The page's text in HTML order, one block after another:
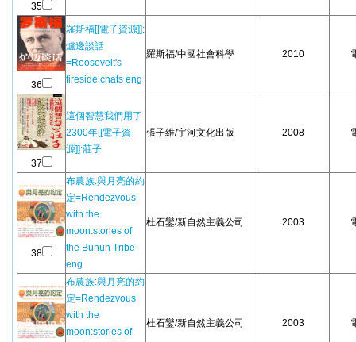
35
36
羅斯福[[電子資源]]:
爐邊談話
=Roosevelt's
fireside chats eng
羅斯福/中國社會科學 2010
37
這個智慧我們用了
2300年[[電子資
源]]:莊子
張子維/宇河文化出版 2008
38
布農族:與月亮的約
定=Rendezvous
with the
moon:stories of
the Bunun Tribe
eng
杜石鑾/新自然主義公司 2003
布農族:與月亮的約
定=Rendezvous
with the
moon:stories of
杜石鑾/新自然主義公司 2003